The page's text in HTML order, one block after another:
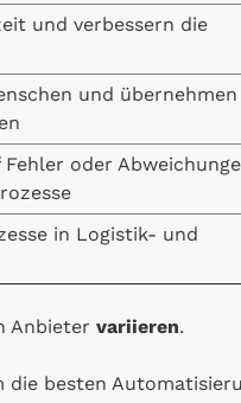
und verbessern die
und übernehmen
oder
in Logistik- und
Anbieter variieren.
die besten